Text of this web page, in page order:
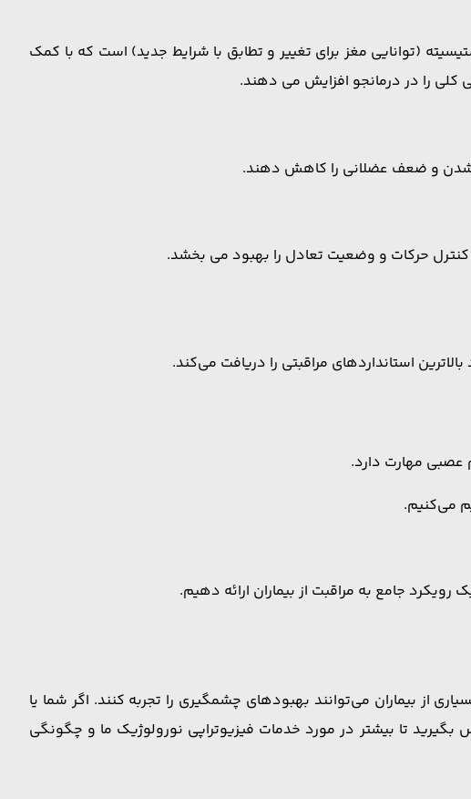
(توانایی مغز برای تغییر و تطابق با شرایط جدید) است که با کمک
کلی را در درمانجو افزایش می دهند.
شدن و ضعف عضلانی را کاهش دهند.
استانداردهای مراقبتی را دریافت می‌کند.
عصبی مهارت دارد.
می‌کنیم.
جامع به مراقبت از بیماران ارائه دهیم.
از بیماران می‌توانند بهبودهای چشمگیری را تجربه کنند. اگر شما یا
بگیرید تا بیشتر در مورد خدمات فیزیوتراپی نورولوژیک ما و چگونگی